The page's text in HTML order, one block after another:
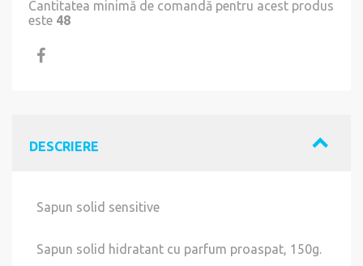
Cantitatea minimă de comandă pentru acest produs
este 48
DESCRIERE
Sapun solid sensitive
Sapun solid hidratant cu parfum proaspat, 150g.